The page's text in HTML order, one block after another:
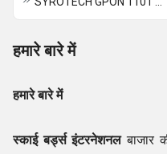
हमारे बारे में
हमारे बारे में
स्काई बर्ड्स इंटरनेशनलबाजार